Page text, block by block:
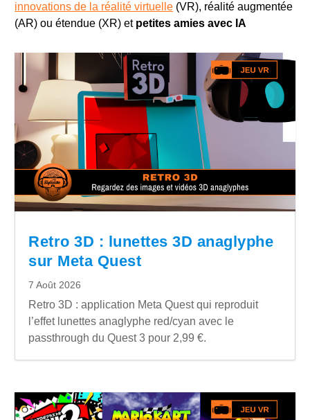
innovations de la réalité virtuelle (VR), réalité augmentée
(AR) ou étendue (XR) etpetites amies avec IA
Retro 3D : lunettes 3D anaglyphe
sur Meta Quest
7 Août 2026
Retro 3D : application Meta Quest qui reproduit
l’effet lunettes anaglyphe red/cyan avec le
passthrough du Quest 3 pour 2,99 €.